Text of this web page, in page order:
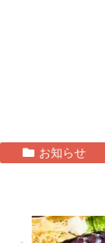
お知らせ